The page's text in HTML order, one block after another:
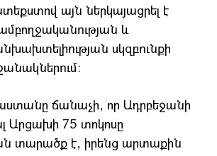
այն ներկայացրել է
և
սկզբունքի
ճանաչի, որ Ադրբեջանի
Արցախի 75 տոկոսը
տարածք է, իրենց արտաքին